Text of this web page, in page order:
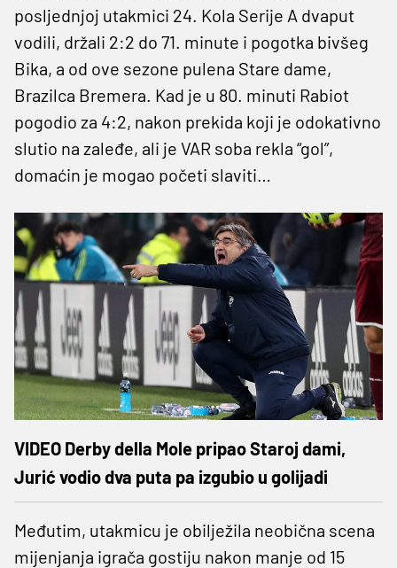
posljednjoj utakmici 24. Kola Serije A dvaput
vodili, držali 2:2 do 71. minute i pogotka bivšeg
Bika, a od ove sezone pulena Stare dame,
Brazilca Bremera. Kad je u 80. minuti Rabiot
pogodio za 4:2, nakon prekida koji je odokativno
slutio na zaleđe, ali je VAR soba rekla “gol”,
domaćin je mogao početi slaviti…
VIDEO Derby della Mole pripao Staroj dami,
Jurić vodio dva puta pa izgubio u golijadi
Međutim, utakmicu je obilježila neobična scena
mijenjanja igrača gostiju nakon manje od 15